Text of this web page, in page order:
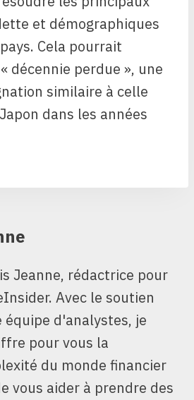
et démographiques
Cela pourrait
décennie perdue », une
similaire à celle
dans les années
Jeanne, rédactrice pour
Avec le soutien
équipe d'analystes, je
pour vous la
du monde financier
vous aider à prendre des